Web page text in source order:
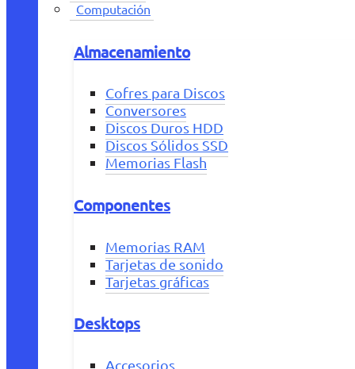
Computación
Almacenamiento
Cofres para Discos
Conversores
Discos Duros HDD
Discos Sólidos SSD
Memorias Flash
Componentes
Memorias RAM
Tarjetas de sonido
Tarjetas gráficas
Desktops
Accesorios